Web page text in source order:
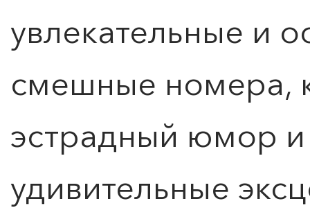
увлекательные и
смешные номера,
эстрадный юмор и
удивительные